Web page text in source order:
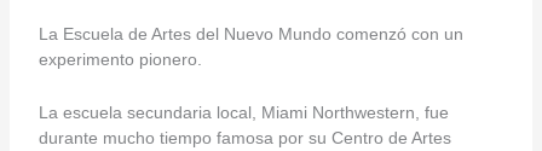
La Escuela de Artes del Nuevo Mundo comenzó con un
experimento pionero.
La escuela secundaria local, Miami Northwestern, fue
durante mucho tiempo famosa por su Centro de Artes